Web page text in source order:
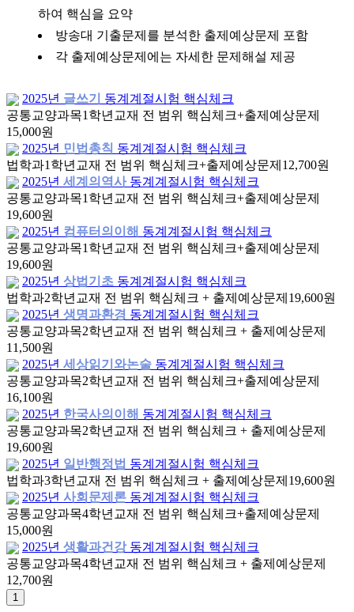
하여 핵심을 요약
방송대 기출문제를 분석한 출제예상문제 포함
각 출제예상문제에는 자세한 문제해설 제공
2025년 글쓰기 동계계절시험 핵심체크
공통교양과목1학년 교재 전 범위 핵심체크+출제예상문제
15,000원
2025년 민법총칙 동계계절시험 핵심체크
법학과1학년 교재 전 범위 핵심체크+출제예상문제 12,700원
2025년 세계의역사 동계계절시험 핵심체크
공통교양과목1학년 교재 전 범위 핵심체크+출제예상문제
19,600원
2025년 컴퓨터의이해 동계계절시험 핵심체크
공통교양과목1학년 교재 전 범위 핵심체크+출제예상문제
19,600원
2025년 상법기초 동계계절시험 핵심체크
법학과2학년 교재 전 범위 핵심체크 + 출제예상문제 19,600원
2025년 생명과환경 동계계절시험 핵심체크
공통교양과목2학년 교재 전 범위 핵심체크 + 출제예상문제
11,500원
2025년 세상읽기와논술 동계계절시험 핵심체크
공통교양과목2학년 교재 전 범위 핵심체크+출제예상문제
16,100원
2025년 한국사의이해 동계계절시험 핵심체크
공통교양과목2학년 교재 전 범위 핵심체크 + 출제예상문제
19,600원
2025년 일반행정법 동계계절시험 핵심체크
법학과3학년 교재 전 범위 핵심체크 + 출제예상문제 19,600원
2025년 사회문제론 동계계절시험 핵심체크
공통교양과목4학년 교재 전 범위 핵심체크+출제예상문제
15,000원
2025년 생활과건강 동계계절시험 핵심체크
공통교양과목4학년 교재 전 범위 핵심체크 + 출제예상문제
12,700원